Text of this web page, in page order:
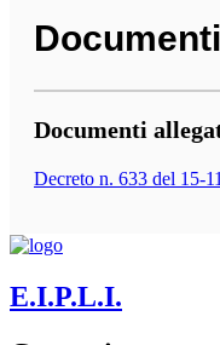
Documenti
Decreto n. 633 del 15-
E.I.P.L.I.